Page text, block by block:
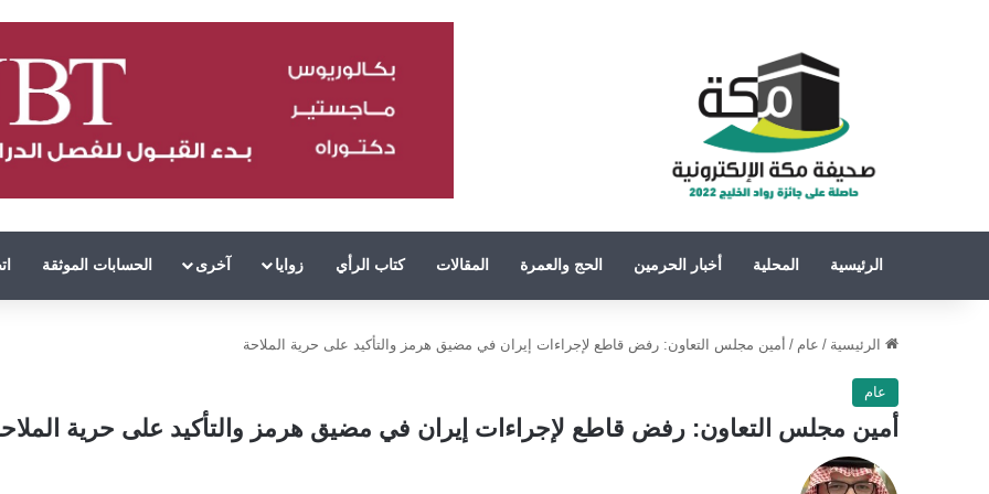
الرئيسية المحلية أخبار الحرمين الحج والعمرة المقالات كتاب الرأي زوايا آخرى الحسابات الموثقة
الرئيسية / عام / أمين مجلس التعاون: رفض قاطع لإجراءات إيران في مضيق هرمز والتأكيد على حرية الملاحة
عام
أمين مجلس التعاون: رفض قاطع لإجراءات إيران في مضيق هرمز والتأكيد على حرية